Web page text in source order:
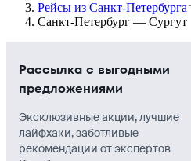
Рейсы из Санкт-Петербурга
Санкт-Петербург — Сургут
Рассылка с выгодными
предложениями
Эксклюзивные акции, лучшие
лайфхаки, заботливые
рекомендации от экспертов